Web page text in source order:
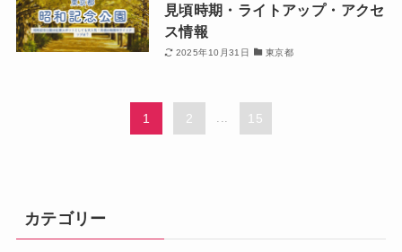
見頃時期・ライトアップ・アクセ
ス情報
2025年10月31日 東京都
1 2 ... 15
カテゴリー